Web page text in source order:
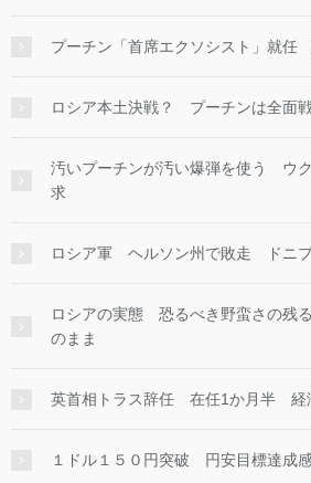
プーチン「首席エクソシスト」就任
ロシア本土決戦？ プーチンは全面
汚いプーチンが汚い爆弾を使う ウ
求
ロシア軍 ヘルソン州で敗走 ドニ
ロシアの実態 恐るべき野蛮さの残
のまま
英首相トラス辞任 在任1か月半 経
１ドル１５０円突破 円安目標達成